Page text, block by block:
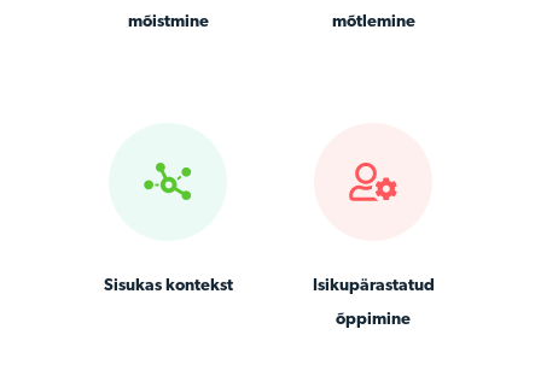
mõistmine
mõtlemine
Sisukas kontekst
Isikupärastatud
õppimine